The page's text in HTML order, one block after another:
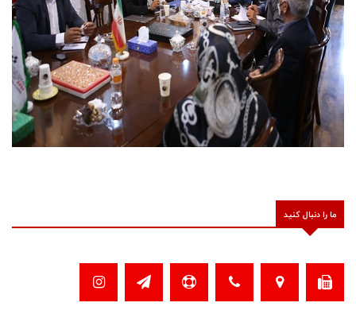
ما را دنبال کنید